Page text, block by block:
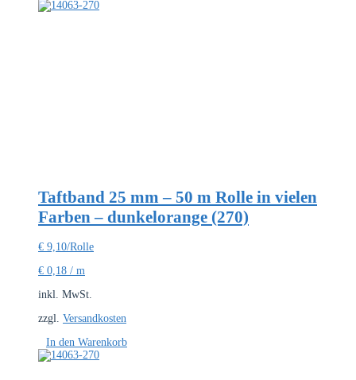
Taftband 25 mm – 50 m Rolle in vielen
Farben – dunkelorange (270)
€ 9,10/Rolle
€ 0,18 / m
inkl. MwSt.
zzgl. Versandkosten
In den Warenkorb